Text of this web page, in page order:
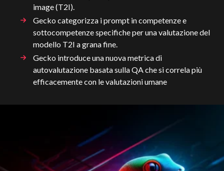
image (T2I).
Gecko categorizza i prompt in competenze e
sottocompetenze specifiche per una valutazione del
modello T2I a grana fine.
Gecko introduce una nuova metrica di
autovalutazione basata sulla QA che si correla più
efficacemente con le valutazioni umane